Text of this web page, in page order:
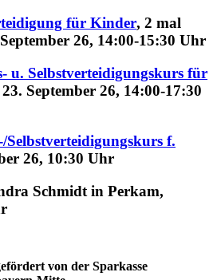
für Kinder, 2 mal
26, 14:00-15:30 Uhr
u. Selbstverteidigungskurs für
September 26, 14:00-17:30
Selbstverteidigungskurs f.
26, 10:30 Uhr
Schmidt in Perkam,
von der Sparkasse